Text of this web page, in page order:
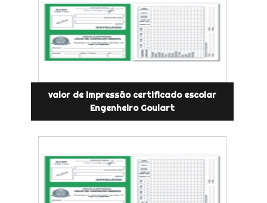
valor de impressão certificado escolar
Engenheiro Goulart